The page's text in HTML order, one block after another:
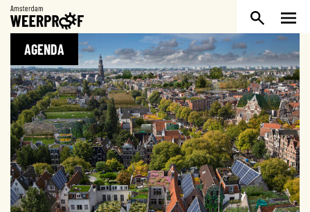
Weerproof
AGENDA